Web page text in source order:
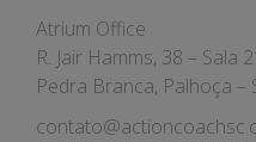
Atrium Office
R. Jair Hamms, 38 – Sala
Pedra Branca, Palhoça –